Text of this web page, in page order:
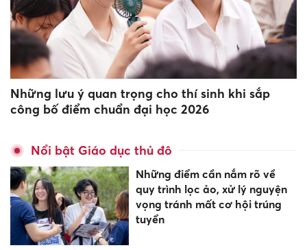
Những lưu ý quan trọng cho thí sinh khi sắp
công bố điểm chuẩn đại học 2026
Nổi bật Giáo dục thủ đô
Những điểm cần nắm rõ về
quy trình lọc ảo, xử lý nguyện
vọng tránh mất cơ hội trúng
tuyển